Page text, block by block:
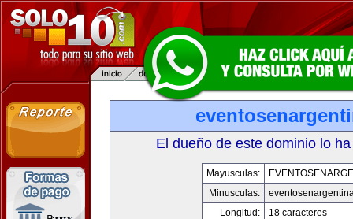
El dueño de este dominio lo
Mayusculas:
Minusculas:
Longitud:
18 caracteres